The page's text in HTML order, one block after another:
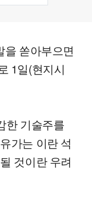
을 쏟아부으면
1일(현지시
한 기술주를
가는 이란 석
것이란 우려